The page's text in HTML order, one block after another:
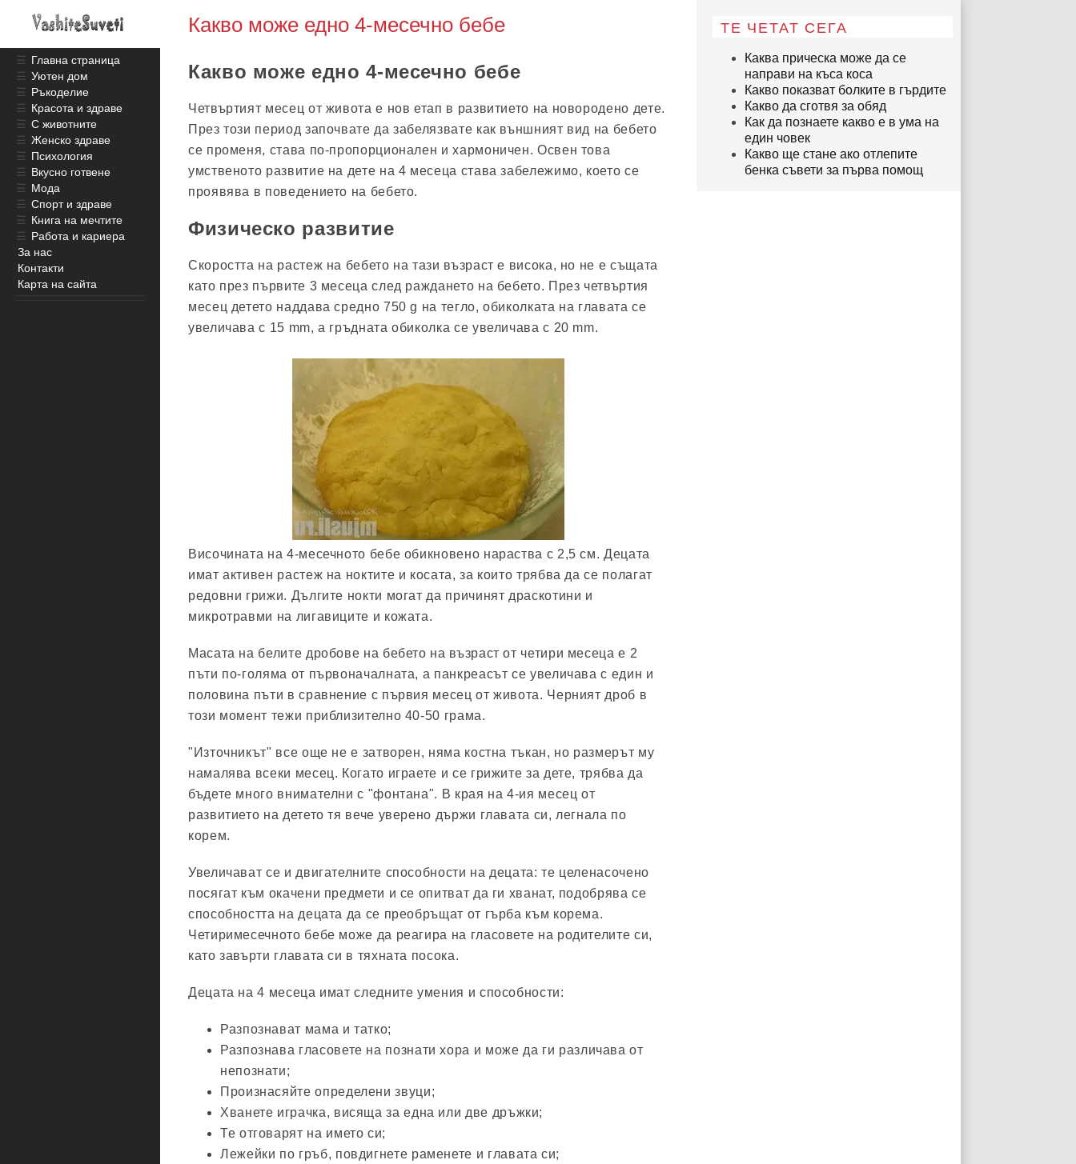
Какво може едно 4-месечно бебе
Какво може едно 4-месечно бебе
Четвъртият месец от живота е нов етап в развитието на новородено дете.
През този период започвате да забелязвате как външният вид на бебето
се променя, става по-пропорционален и хармоничен. Освен това
умственото развитие на дете на 4 месеца става забележимо, което се
проявява в поведението на бебето.
Физическо развитие
Скоростта на растеж на бебето на тази възраст е висока, но не е същата
като през първите 3 месеца след раждането на бебето. През четвъртия
месец детето наддава средно 750 g на тегло, обиколката на главата се
увеличава с 15 mm, а гръдната обиколка се увеличава с 20 mm.
Височината на 4-месечното бебе обикновено нараства с 2,5 см. Децата
имат активен растеж на ноктите и косата, за които трябва да се полагат
редовни грижи. Дългите нокти могат да причинят драскотини и
микротравми на лигавиците и кожата.
Масата на белите дробове на бебето на възраст от четири месеца е 2
пъти по-голяма от първоначалната, а панкреасът се увеличава с един и
половина пъти в сравнение с първия месец от живота. Черният дроб в
този момент тежи приблизително 40-50 грама.
"Източникът" все още не е затворен, няма костна тъкан, но размерът му
намалява всеки месец. Когато играете и се грижите за дете, трябва да
бъдете много внимателни с "фонтана". В края на 4-ия месец от
развитието на детето тя вече уверено държи главата си, легнала по
корем.
Увеличават се и двигателните способности на децата: те целенасочено
посягат към окачени предмети и се опитват да ги хванат, подобрява се
способността на децата да се преобръщат от гърба към корема.
Четиримесечното бебе може да реагира на гласовете на родителите си,
като завърти главата си в тяхната посока.
Децата на 4 месеца имат следните умения и способности:
Разпознават мама и татко;
Разпознава гласовете на познати хора и може да ги различава от
непознати;
Произнасяйте определени звуци;
Хванете играчка, висяща за една или две дръжки;
Те отговарят на името си;
Лежейки по гръб, повдигнете раменете и главата си;
ТЕ ЧЕТАТ СЕГА
Каква прическа може да се
направи на къса коса
Какво показват болките в гърдите
Какво да сготвя за обяд
Как да познаете какво е в ума на
един човек
Какво ще стане ако отлепите
бенка съвети за първа помощ
☰ Главна страница
☰ Уютен дом
☰ Ръкоделие
☰ Красота и здраве
☰ С животните
☰ Женско здраве
☰ Психология
☰ Вкусно готвене
☰ Мода
☰ Спорт и здраве
☰ Книга на мечтите
☰ Работа и кариера
За нас
Контакти
Карта на сайта